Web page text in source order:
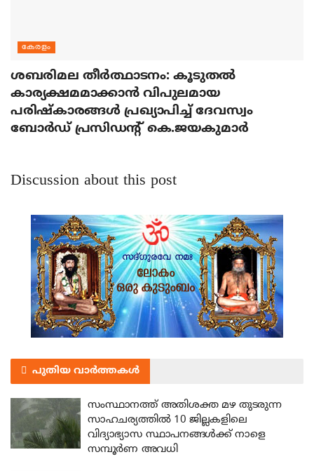
കേരളം
ശബരിമല തീര്‍ത്ഥാടനം: കൂടുതല്‍
കാര്യക്ഷമമാക്കാന്‍ വിപുലമായ
പരിഷ്‌കാരങ്ങള്‍ പ്രഖ്യാപിച്ച് ദേവസ്വം
ബോര്‍ഡ് പ്രസിഡന്റ് കെ.ജയകുമാര്‍
Discussion about this post
പുതിയ വാർത്തകൾ
സംസ്ഥാനത്ത് അതിശക്ത മഴ തുടരുന്ന
സാഹചര്യത്തിൽ 10 ജില്ലകളിലെ
വിദ്യാഭ്യാസ സ്ഥാപനങ്ങൾക്ക് നാളെ
സമ്പൂർണ അവധി